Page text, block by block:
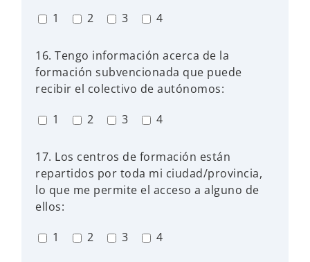
1
2 3 4
16. Tengo información acerca de la
formación subvencionada que puede
recibir el colectivo de autónomos:
1
2 3 4
17. Los centros de formación están
repartidos por toda mi ciudad/provincia,
lo que me permite el acceso a alguno de
ellos:
1
2 3 4